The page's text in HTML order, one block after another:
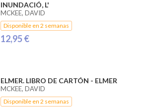
INUNDACIÓ, L'
MCKEE, DAVID
Disponible en 2 semanas
12,95 €
ELMER. LIBRO DE CARTÓN - ELMER
MCKEE, DAVID
Disponible en 2 semanas